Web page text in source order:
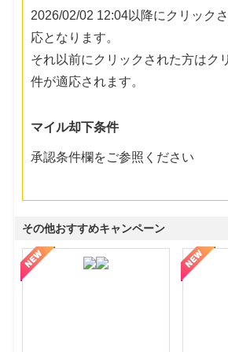
2026/02/02 12:04以降にクリック
応となります。
それ以前にクリックされた方はク
件が適応されます。
マイル却下条件
承認条件欄をご参照ください
その他おすすめキャンペーン